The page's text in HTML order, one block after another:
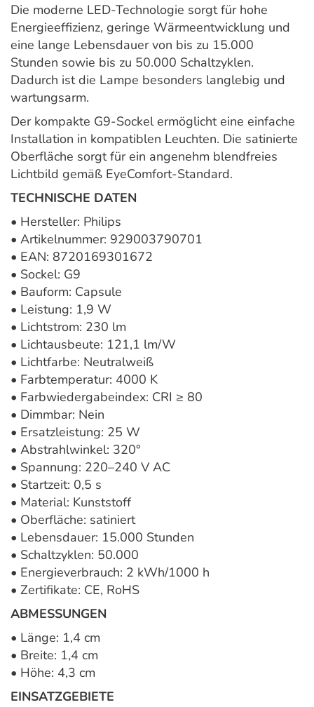
Die moderne LED-Technologie sorgt für hohe
Energieeffizienz, geringe Wärmeentwicklung und
eine lange Lebensdauer von bis zu 15.000
Stunden sowie bis zu 50.000 Schaltzyklen.
Dadurch ist die Lampe besonders langlebig und
wartungsarm.
Der kompakte G9-Sockel ermöglicht eine einfache
Installation in kompatiblen Leuchten. Die satinierte
Oberfläche sorgt für ein angenehm blendfreies
Lichtbild gemäß EyeComfort-Standard.
TECHNISCHE DATEN
• Hersteller: Philips
• Artikelnummer: 929003790701
• EAN: 8720169301672
• Sockel: G9
• Bauform: Capsule
• Leistung: 1,9 W
• Lichtstrom: 230 lm
• Lichtausbeute: 121,1 lm/W
• Lichtfarbe: Neutralweiß
• Farbtemperatur: 4000 K
• Farbwiedergabeindex: CRI ≥ 80
• Dimmbar: Nein
• Ersatzleistung: 25 W
• Abstrahlwinkel: 320°
• Spannung: 220–240 V AC
• Startzeit: 0,5 s
• Material: Kunststoff
• Oberfläche: satiniert
• Lebensdauer: 15.000 Stunden
• Schaltzyklen: 50.000
• Energieverbrauch: 2 kWh/1000 h
• Zertifikate: CE, RoHS
ABMESSUNGEN
• Länge: 1,4 cm
• Breite: 1,4 cm
• Höhe: 4,3 cm
EINSATZGEBIETE